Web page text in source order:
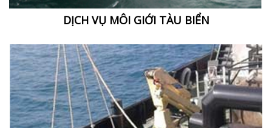
DỊCH VỤ MÔI GIỚI TÀU BIỂN